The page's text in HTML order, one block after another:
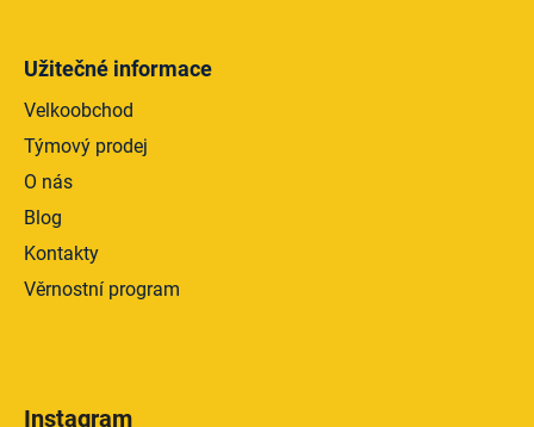
Užitečné informace
Velkoobchod
Týmový prodej
O nás
Blog
Kontakty
Věrnostní program
Instagram